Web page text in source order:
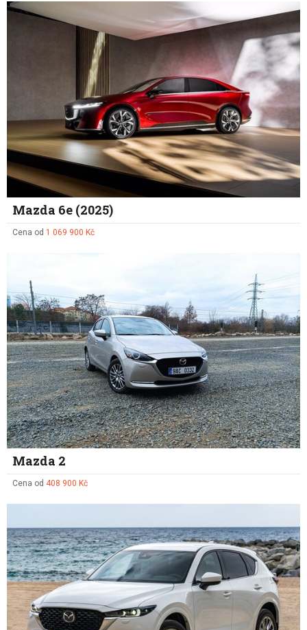
Mazda 6e (2025)
Cena od 1 069 900 Kč
Mazda 2
Cena od 408 900 Kč